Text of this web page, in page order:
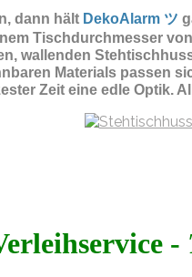
dann hält DekoAlarm ツ
Tischdurchmesser
wallenden
Materials passen
Zeit eine edle Optik.
-